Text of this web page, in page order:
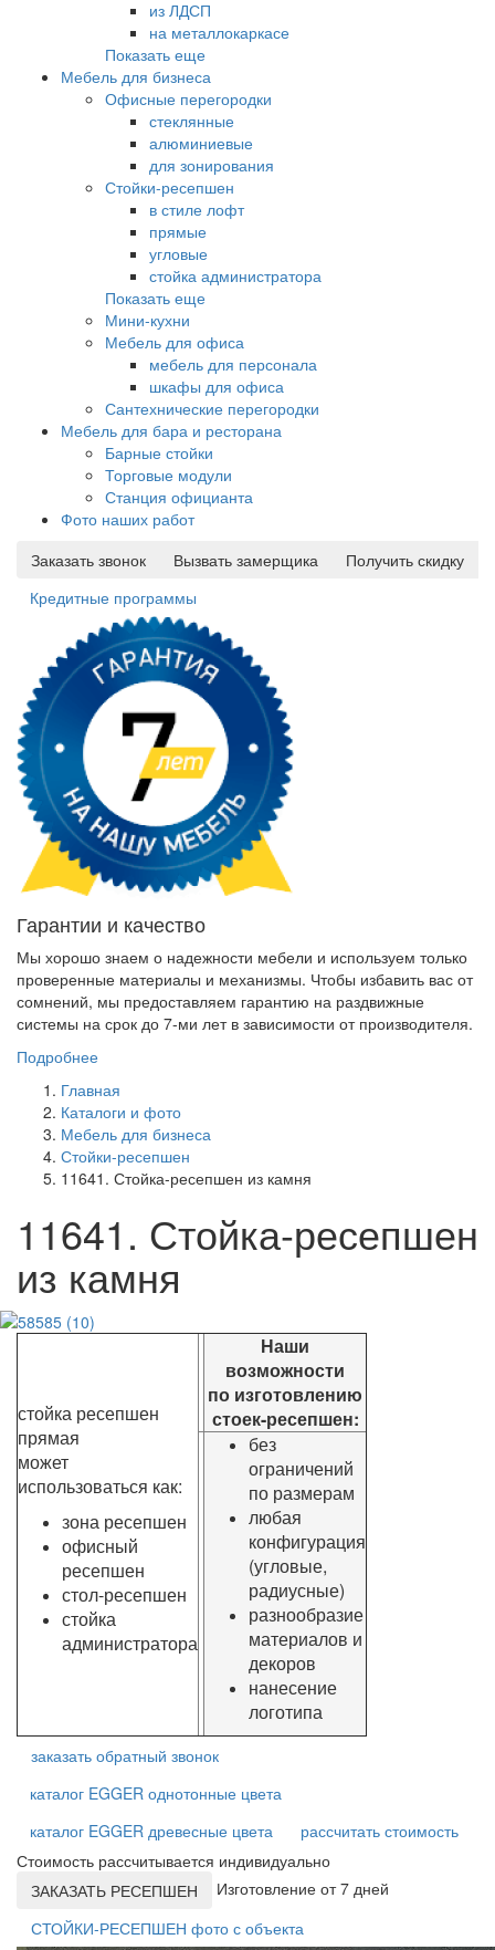
из ЛДСП
на металлокаркасе
Показать еще
Мебель для бизнеса
Офисные перегородки
стеклянные
алюминиевые
для зонирования
Стойки-ресепшен
в стиле лофт
прямые
угловые
стойка администратора
Показать еще
Мини-кухни
Мебель для офиса
мебель для персонала
шкафы для офиса
Сантехнические перегородки
Мебель для бара и ресторана
Барные стойки
Торговые модули
Станция официанта
Фото наших работ
Заказать звонок
Вызвать замерщика
Получить скидку
Кредитные программы
Гарантии и качество
Мы хорошо знаем о надежности мебели и используем только
проверенные материалы и механизмы. Чтобы избавить вас от
сомнений, мы предоставляем гарантию на раздвижные
системы на срок до 7-ми лет в зависимости от производителя.
Подробнее
Главная
Каталоги и фото
Мебель для бизнеса
Стойки-ресепшен
11641. Стойка-ресепшен из камня
11641. Стойка-ресепшен
из камня
стойка ресепшен
прямая
может
использоваться как:
зона ресепшен
офисный
ресепшен
стол-ресепшен
стойка
администратора
Наши
возможности
по изготовлению
стоек-ресепшен:
без
ограничений
по размерам
любая
конфигурация
(угловые,
радиусные)
разнообразие
материалов и
декоров
нанесение
логотипа
заказать обратный звонок
каталог EGGER однотонные цвета
каталог EGGER древесные цвета
рассчитать стоимость
Стоимость рассчитывается индивидуально
ЗАКАЗАТЬ РЕСЕПШЕН
Изготовление от 7 дней
СТОЙКИ-РЕСЕПШЕН фото с объекта